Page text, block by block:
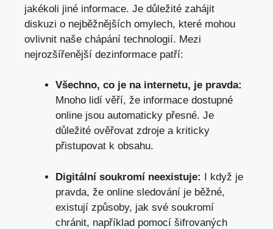
jakékoli jiné informace. Je důležité zahájit
diskuzi o nejběžnějších omylech, které mohou
ovlivnit naše chápání technologií. Mezi
nejrozšířenější dezinformace patří:
Všechno, co je na internetu, je pravda:
Mnoho lidí věří, že informace dostupné
online jsou automaticky přesné. Je
důležité ověřovat zdroje a kriticky
přistupovat k obsahu.
Digitální soukromí neexistuje: I když je
pravda, že online sledování je běžné,
existují způsoby, jak své soukromí
chránit, například pomocí šifrovaných